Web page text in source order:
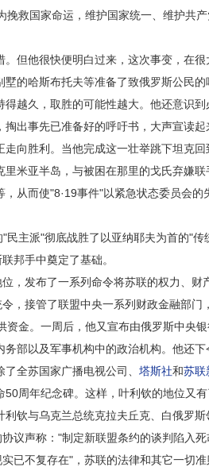
救国家命运，维护国家统一、维护共
但他很快便明白过来，这次事变，在很
的哈斯布托夫等准备了致俄罗斯公民
越久，取胜的可能性越大。他还意识
出事先已准备好的呼吁书，大声宣读起
向胜利。当他完成这一壮举跳下坦克回
米亚半岛，与被困在那里的戈氏弃嫌
从而使"8·19事件"以紧急状态委员会的
民主派"彻底战胜了以亚纳耶夫为首的"传
邦手中奠定了基础。
发布了一系列命令将苏联的权力、财
，接管了联盟中央一系列财政金融部门
金。一周后，他又宣布由俄罗斯中央
部以及军事机构中的政治机构。他还下
全苏国家广播电视公司、 塔斯社和苏联
周年纪念碑。这样，叶利钦的地位又有
钦与乌克兰总统克拉夫丘克、白俄罗斯
议声称："制定新联盟条约的谈判陷入
实已不复存在"，苏联的法律和其它一切